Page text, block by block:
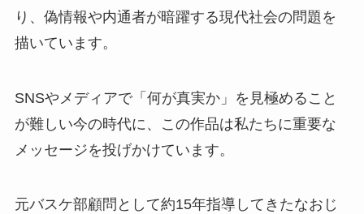
り、偽情報や内通者が暗躍する現代社会の問題を
描いています。
SNSやメディアで「何が真実か」を見極めること
が難しい今の時代に、この作品は私たちに重要な
メッセージを投げかけています。
元バスケ部顧問として約15年指導してきたなおじ